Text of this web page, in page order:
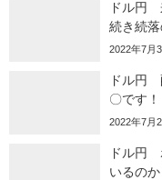
ドル円
続き続
2022年7
ドル円
〇です！
2022年7
ドル円
いるの